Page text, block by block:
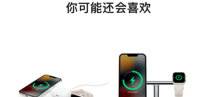
你可能还会喜欢